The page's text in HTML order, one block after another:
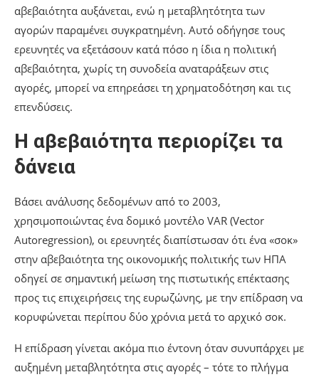
αβεβαιότητα αυξάνεται, ενώ η μεταβλητότητα των
αγορών παραμένει συγκρατημένη. Αυτό οδήγησε τους
ερευνητές να εξετάσουν κατά πόσο η ίδια η πολιτική
αβεβαιότητα, χωρίς τη συνοδεία αναταράξεων στις
αγορές, μπορεί να επηρεάσει τη χρηματοδότηση και τις
επενδύσεις.
Η αβεβαιότητα περιορίζει τα
δάνεια
Βάσει ανάλυσης δεδομένων από το 2003,
χρησιμοποιώντας ένα δομικό μοντέλο VAR (Vector
Autoregression), οι ερευνητές διαπίστωσαν ότι ένα «σοκ»
στην αβεβαιότητα της οικονομικής πολιτικής των ΗΠΑ
οδηγεί σε σημαντική μείωση της πιστωτικής επέκτασης
προς τις επιχειρήσεις της ευρωζώνης, με την επίδραση να
κορυφώνεται περίπου δύο χρόνια μετά το αρχικό σοκ.
Η επίδραση γίνεται ακόμα πιο έντονη όταν συνυπάρχει με
αυξημένη μεταβλητότητα στις αγορές – τότε το πλήγμα